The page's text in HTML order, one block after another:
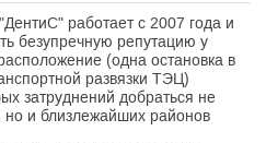
работает с 2007 года и
безупречную репутацию у
(одна остановка в
развязки ТЭЦ)
затруднений добраться не
но и близлежайших районов